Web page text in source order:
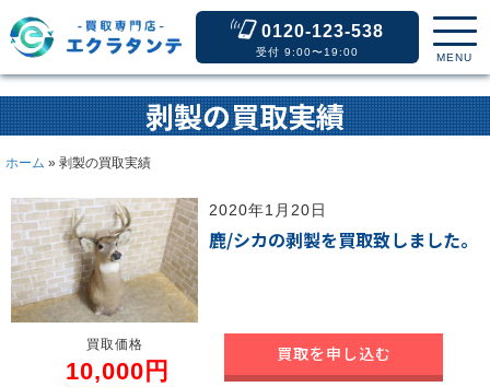
0120-123-538
受付 9:00〜19:00 MENU
剥製の買取実績
ホーム » 剥製の買取実績
2020年1月20日
鹿/シカの剥製を買取致しました。
買取価格
10,000円
買取を申し込む